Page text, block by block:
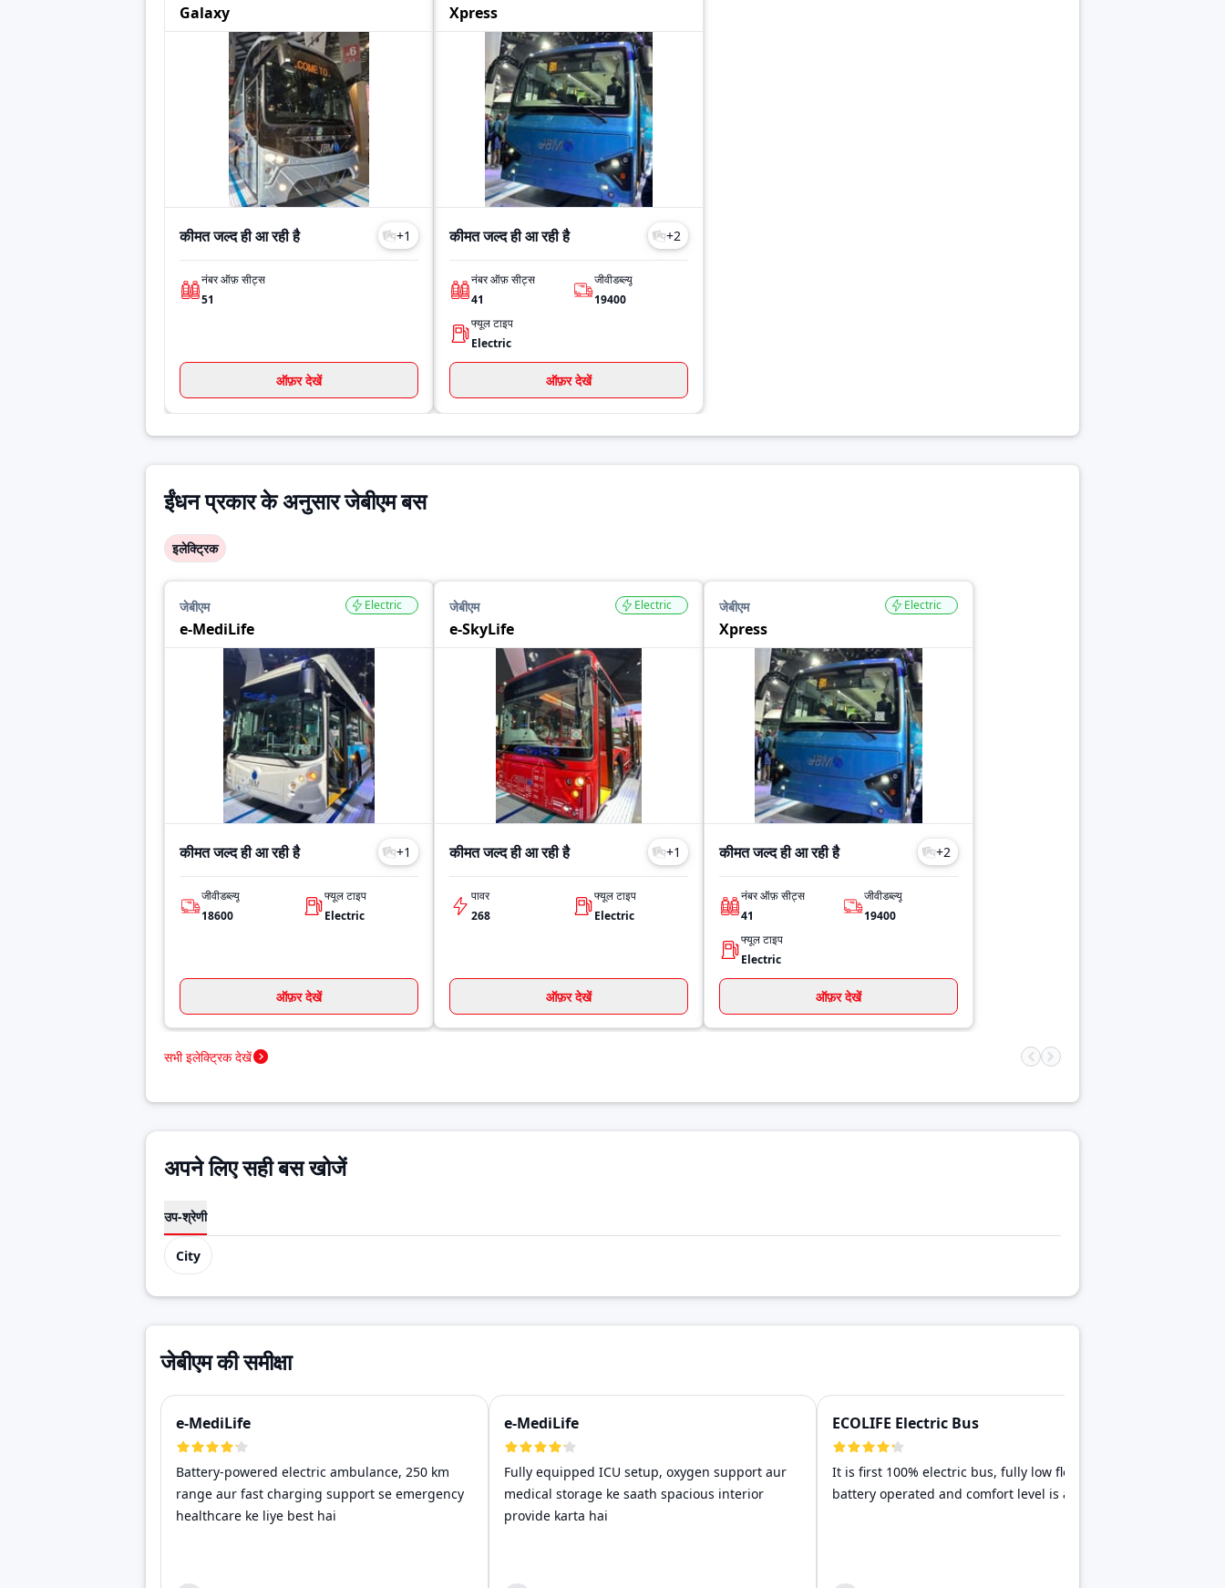
Galaxy
कीमत जल्द ही आ रही है +1
नंबर ऑफ़ सीट्स
51
ऑफ़र देखें
Xpress
कीमत जल्द ही आ रही है +2
नंबर ऑफ़ सीट्स
41
जीवीडब्ल्यू
19400
फ्यूल टाइप
Electric
ऑफ़र देखें
ईंधन प्रकार के अनुसार जेबीएम बस
इलेक्ट्रिक
जेबीएम
e-MediLife
Electric
कीमत जल्द ही आ रही है +1
जीवीडब्ल्यू
18600
फ्यूल टाइप
Electric
ऑफ़र देखें
जेबीएम
e-SkyLife
Electric
कीमत जल्द ही आ रही है +1
पावर
268
फ्यूल टाइप
Electric
ऑफ़र देखें
जेबीएम
Xpress
Electric
कीमत जल्द ही आ रही है +2
नंबर ऑफ़ सीट्स
41
जीवीडब्ल्यू
19400
फ्यूल टाइप
Electric
ऑफ़र देखें
सभी इलेक्ट्रिक देखें
अपने लिए सही बस खोजें
उप-श्रेणी
City
जेबीएम की समीक्षा
e-MediLife
Battery-powered electric ambulance, 250 km
range aur fast charging support se emergency
healthcare ke liye best hai
e-MediLife
Fully equipped ICU setup, oxygen support aur
medical storage ke saath spacious interior
provide karta hai
ECOLIFE Electric Bus
It is first 100% electric bus, fully low floor
battery operated and comfort level is also good.